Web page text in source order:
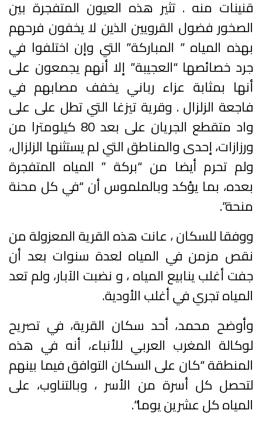
قنينات منه . تثير هذه العيون المتفجرة بين
الصخور فضول القرويين الذين لا يخفون فرحهم
بهذه المياه ” المباركة” التي وإن اختلفوا في
جرد خصائصها “العجيبة” إلا أنهم يجمعون على
أنها بمثابة عزاء رباني يخفف مصابهم في
فاجعة الزلزال . وقرية تيزغا التي تطل على على
واد متقطع الجريان على بعد 80 كيلومترا من
ورزازات، إحدى والمناطق التي لم يستثنها الزلزال،
ولم تحرم أيضا من “بركة ” المياه المتفجرة
بعده، بما يؤكد وبالملموس أن “في كل محنة
منحة”.
ووفقا للسكان ، عانت هذه القرية المعزولة من
نقص مزمن في المياه لعدة سنوات بعد أن
جفت أغلب ينابيع المياه ، و نضبت الآبار، ولم تعد
المياه تجري في أغلب الأودية.
وأوضح محمد، أحد سكان القرية، في تصريح
لوكالة المغرب العربي للأنباء، أنه في هذه
المنطقة “كان على السكان التوافق فيما بينهم
لتحصل كل أسرة من الأسر ، وبالتناوب، على
المياه كل عشرين يوما”.